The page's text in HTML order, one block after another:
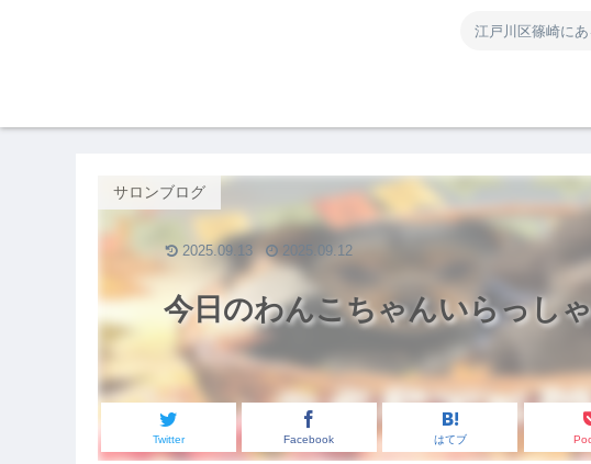
江戸川区篠崎に
今日のわんこちゃんいらっし
サロンブログ
Twitter Facebook はてブ
2025.09.13 2025.09.12